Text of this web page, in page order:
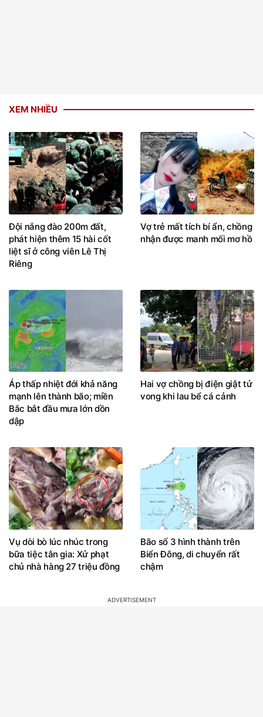
XEM NHIỀU
Đội nắng đào 200m đất,
phát hiện thêm 15 hài cốt
liệt sĩ ở công viên Lê Thị
Riêng
Vợ trẻ mất tích bí ẩn, chồng
nhận được manh mối mơ hồ
Áp thấp nhiệt đới khả năng
mạnh lên thành bão; miền
Bắc bắt đầu mưa lớn dồn
dập
Hai vợ chồng bị điện giật tử
vong khi lau bể cá cảnh
Vụ dòi bò lúc nhúc trong
bữa tiệc tân gia: Xử phạt
chủ nhà hàng 27 triệu đồng
Bão số 3 hình thành trên
Biển Đông, di chuyển rất
chậm